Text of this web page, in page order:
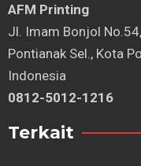
AFM Printing
⁠Jl. Imam Bonjol
Pontianak Sel., Kota
Indonesia
0812-5012-1216
Terkait